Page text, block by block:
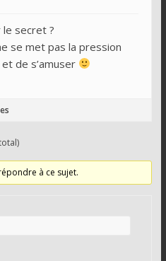
le secret ?
se met pas la pression
de s’amuser
à ce sujet.